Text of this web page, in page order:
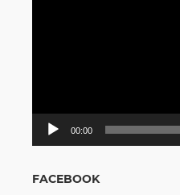
00:00
FACEBOOK